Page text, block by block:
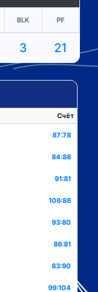
BLK PF
3 21
Счёт
87:78
84:88
91:81
106:88
93:80
86:81
83:90
99:104